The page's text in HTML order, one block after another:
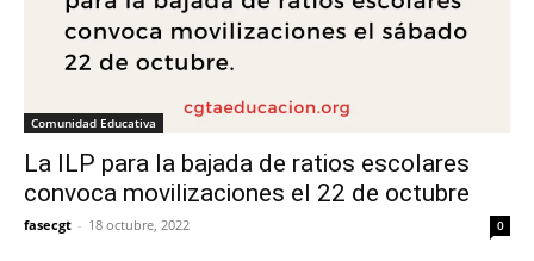
Comunidad Educativa
La ILP para la bajada de ratios escolares
convoca movilizaciones el 22 de octubre
fasecgt - 18 octubre, 2022 0